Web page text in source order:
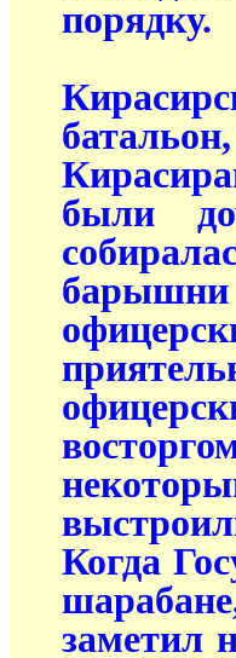
порядку.
В
были
Когда
заметил